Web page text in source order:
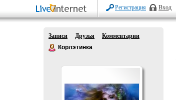
Регистрация Вход
Записи Друзья
Комментарии
Корлэтинка